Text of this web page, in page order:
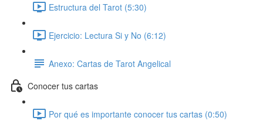
Estructura del Tarot (5:30)
Ejercicio: Lectura Si y No (6:12)
Anexo: Cartas de Tarot Angelical
Conocer tus cartas
Por qué es importante conocer tus cartas (0:50)